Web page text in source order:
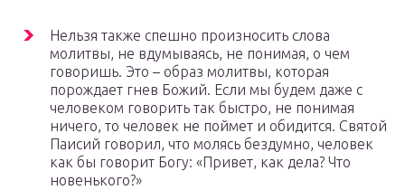
Нельзя также спешно произносить слова
молитвы, не вдумываясь, не понимая, о чем
говоришь. Это – образ молитвы, которая
порождает гнев Божий. Если мы будем даже с
человеком говорить так быстро, не понимая
ничего, то человек не поймет и обидится. Святой
Паисий говорил, что молясь бездумно, человек
как бы говорит Богу: «Привет, как дела? Что
новенького?»